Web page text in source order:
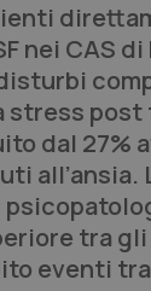
nei CAS
stress
dal 27%
all’ansia.
tra
eventi